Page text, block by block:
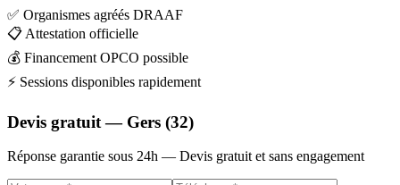
✅ Organismes agréés DRAAF
📋 Attestation officielle
💰 Financement OPCO possible
⚡ Sessions disponibles rapidement
Devis gratuit — Gers (32)
Réponse garantie sous 24h — Devis gratuit et sans engagement